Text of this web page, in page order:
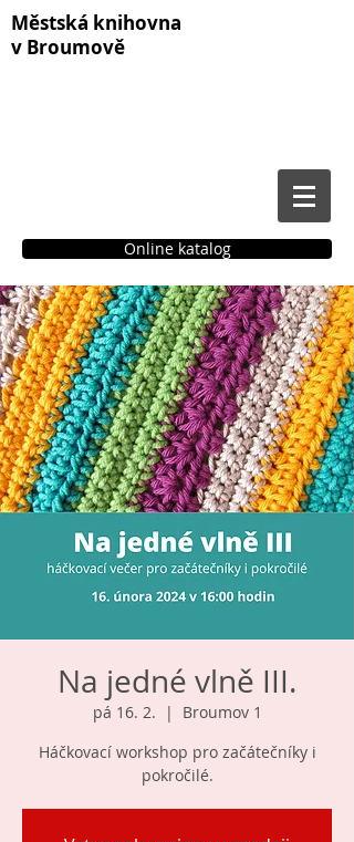
Městská knihovna
v Broumově
Online katalog
Čtenářské konto
Na jedné vlně III.
pá 16. 2.
  |
Broumov 1
Háčkovací workshop pro začátečníky i
pokročilé.